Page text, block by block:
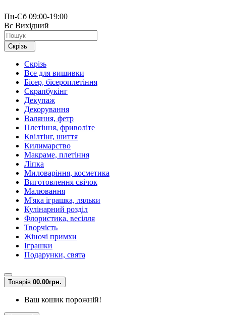
Пн-Сб 09:00-19:00
Вс Вихідний
Скрізь
Скрізь
Все для вишивки
Бісер, бісероплетіння
Скрапбукінг
Декупаж
Декорування
Валяння, фетр
Плетіння, фриволіте
Квілтінг, шиття
Килимарство
Макраме, плетіння
Ліпка
Миловаріння, косметика
Виготовлення свічок
Малювання
М'яка іграшка, ляльки
Кулінарний розділ
Флористика, весілля
Творчість
Жіночі примхи
Іграшки
Подарунки, свята
Товарів 00.00грн.
Ваш кошик порожній!